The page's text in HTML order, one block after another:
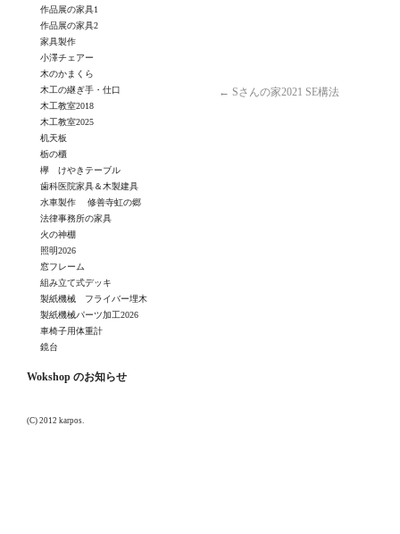
作品展の家具1
作品展の家具2
家具製作
小澤チェアー
木のかまくら
木工の継ぎ手・仕口
木工教室2018
木工教室2025
机天板
栃の櫃
欅 けやきテーブル
歯科医院家具＆木製建具
水車製作 修善寺虹の郷
法律事務所の家具
火の神棚
照明2026
窓フレーム
組み立て式デッキ
製紙機械 フライバー埋木
製紙機械パーツ加工2026
車椅子用体重計
鏡台
Wokshop のお知らせ
← Sさんの家2021 SE構法
(C) 2012 karpos.